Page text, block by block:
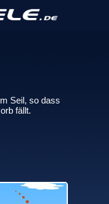
Seil, so dass
fällt.